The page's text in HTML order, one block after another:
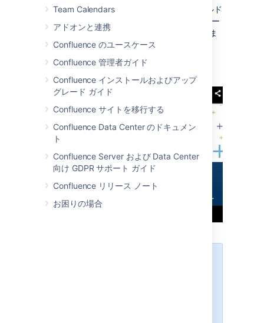
Team Calendars
アドオンと連携
Confluence のユースケース
Confluence 管理者ガイド
Confluence インストールおよびアップ
グレード ガイド
Confluence サイトを移行する
Confluence Data Center のドキュメン
ト
Confluence Server および Data Center
向け GDPR サポート ガイド
Confluence リリース ノート
お困りの場合
ウィジェット コネクタ マクロの URL フィールド
に手動で URL を貼り付ける場合、アドレス バー
に表示された長い URL を使用する必要がありま
す。長い URL は次のようになります:
https://www.youtube.com/watch?
v=k6lK5hlB1nQ